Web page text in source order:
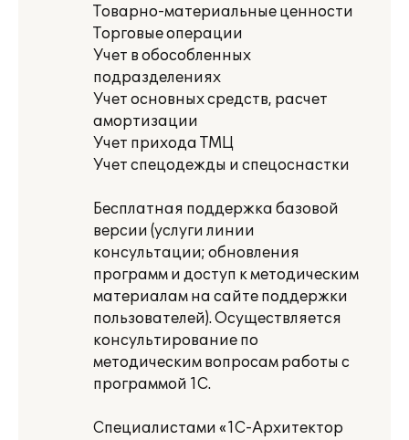
Товарно-материальные ценности
Торговые операции
Учет в обособленных
подразделениях
Учет основных средств, расчет
амортизации
Учет прихода ТМЦ
Учет спецодежды и спецоснастки
Бесплатная поддержка базовой
версии (услуги линии
консультации; обновления
программ и доступ к методическим
материалам на сайте поддержки
пользователей). Осуществляется
консультирование по
методическим вопросам работы с
программой 1С.
Специалистами «1С-Архитектор